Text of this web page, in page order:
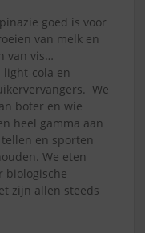
goed is voor
van melk en
van vis…
cola en
We
boter en wie
heel gamma aan
en sporten
We eten
biologische
zijn allen steeds